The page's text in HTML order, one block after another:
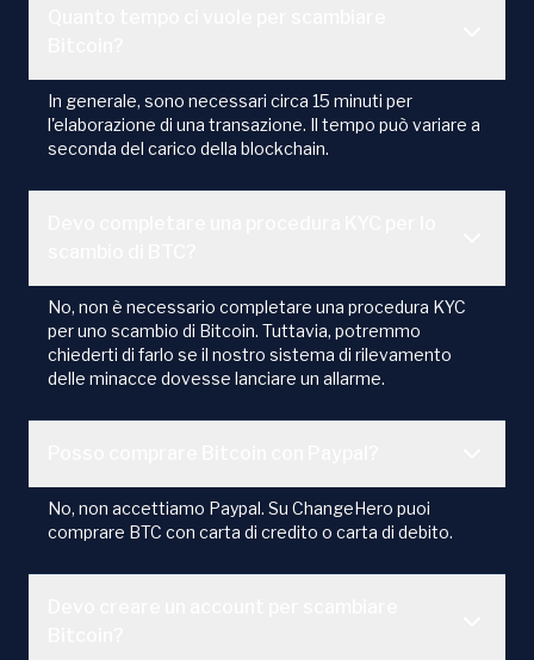
In generale, sono necessari circa 15 minuti per
l'elaborazione di una transazione. Il tempo può variare a
seconda del carico della blockchain.
No, non è necessario completare una procedura KYC
per uno scambio di Bitcoin. Tuttavia, potremmo
chiederti di farlo se il nostro sistema di rilevamento
delle minacce dovesse lanciare un allarme.
No, non accettiamo Paypal. Su ChangeHero puoi
comprare BTC con carta di credito o carta di debito.